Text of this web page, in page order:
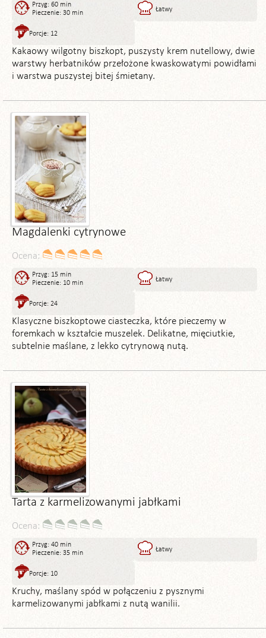
Przyg: 60 min
Pieczenie: 30 min
Łatwy
Porcje: 12
Kakaowy wilgotny biszkopt, puszysty krem nutellowy, dwie
warstwy herbatników przełożone kwaskowatymi powidłami
i warstwa puszystej bitej śmietany.
Magdalenki cytrynowe
Ocena:
Przyg: 15 min
Pieczenie: 10 min
Łatwy
Porcje: 24
Klasyczne biszkoptowe ciasteczka, które pieczemy w
foremkach w kształcie muszelek. Delikatne, mięciutkie,
subtelnie maślane, z lekko cytrynową nutą.
Tarta z karmelizowanymi jabłkami
Ocena:
Przyg: 40 min
Pieczenie: 35 min
Łatwy
Porcje: 10
Kruchy, maślany spód w połączeniu z pysznymi
karmelizowanymi jabłkami z nutą wanilii.